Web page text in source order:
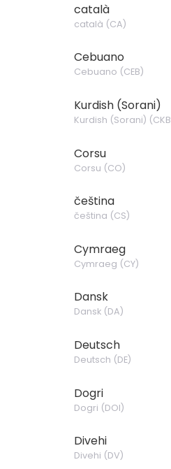
català
català (CA)
Cebuano
Cebuano (CEB)
Kurdish (Sorani)
Kurdish (Sorani) (CKB
Corsu
Corsu (CO)
čeština
čeština (CS)
Cymraeg
Cymraeg (CY)
Dansk
Dansk(DA)
Deutsch
Deutsch (DE)
Dogri
Dogri (DOI)
Divehi
Divehi (DV)